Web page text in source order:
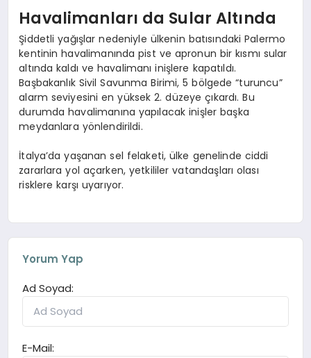
Havalimanları da Sular Altında
Şiddetli yağışlar nedeniyle ülkenin batısındaki Palermo
kentinin havalimanında pist ve apronun bir kısmı sular
altında kaldı ve havalimanı inişlere kapatıldı.
Başbakanlık Sivil Savunma Birimi, 5 bölgede “turuncu”
alarm seviyesini en yüksek 2. düzeye çıkardı. Bu
durumda havalimanına yapılacak inişler başka
meydanlara yönlendirildi.
İtalya’da yaşanan sel felaketi, ülke genelinde ciddi
zararlara yol açarken, yetkililer vatandaşları olası
risklere karşı uyarıyor.
Yorum Yap
Ad Soyad:
E-Mail: